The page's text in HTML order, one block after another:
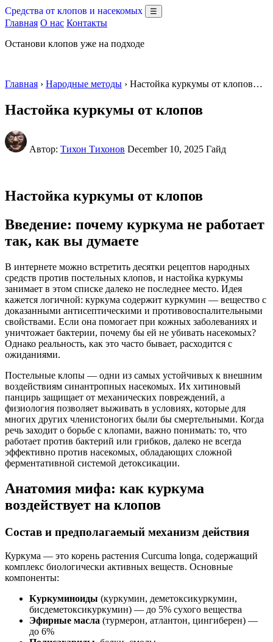
Средства от клопов и насекомых ☰
Главная О нас Контакты
Останови клопов уже на подходе
Главная › Народные методы › Настойка куркумы от клопов…
Настойка куркумы от клопов
Автор: Тихон Тихонов December 10, 2025 Гайд
Настойка куркумы от клопов
Введение: почему куркума не работает
так, как вы думаете
В интернете можно встретить десятки рецептов народных
средств против постельных клопов, и настойка куркумы
занимает в этом списке далеко не последнее место. Идея
кажется логичной: куркума содержит куркумин — вещество с
доказанными антисептическими и противовоспалительными
свойствами. Если она помогает при кожных заболеваниях и
уничтожает бактерии, почему бы ей не убивать насекомых?
Однако реальность, как это часто бывает, расходится с
ожиданиями.
Постельные клопы — одни из самых устойчивых к внешним
воздействиям синантропных насекомых. Их хитиновый
панцирь защищает от механических повреждений, а
физиология позволяет выживать в условиях, которые для
многих других членистоногих были бы смертельными. Когда
речь заходит о борьбе с клопами, важно понимать: то, что
работает против бактерий или грибков, далеко не всегда
эффективно против насекомых, обладающих сложной
ферментативной системой детоксикации.
Анатомия мифа: как куркума
воздействует на клопов
Состав и предполагаемый механизм действия
Куркума — это корень растения Curcuma longa, содержащий
комплекс биологически активных веществ. Основные
компоненты:
Куркуминоиды (куркумин, деметоксикуркумин,
бисдеметоксикуркумин) — до 5% сухого вещества
Эфирные масла (турмерон, атлантон, цингиберен) —
до 6%